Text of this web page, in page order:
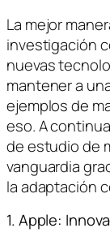
La mejor
investigación
nuevas
mantener a
ejemplos de
eso. A
de estudio de
vanguardia
la adaptación
1. Apple: